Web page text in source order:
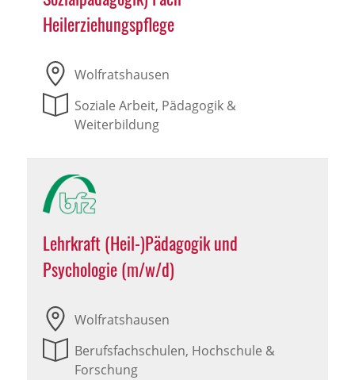
Heilerziehungspflege
Wolfratshausen
Soziale Arbeit, Pädagogik &
Weiterbildung
Lehrkraft (Heil-)Pädagogik und
Psychologie (m/w/d)
Wolfratshausen
Berufsfachschulen, Hochschule &
Forschung